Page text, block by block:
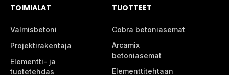
TOIMIALAT
Valmisbetoni
Projektirakentaja
Elementti- ja
tuotetehdas
TUOTTEET
Cobra betoniasemat
Arcamix
betoniasemat
Elementtitehtaan